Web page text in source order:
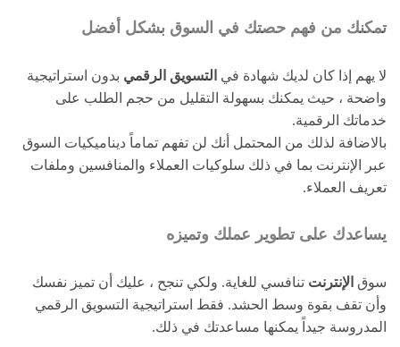
تمكنك من فهم حصتك في السوق بشكل أفضل
لا يهم إذا كان لديك شهادة في التسويق الرقمي بدون استراتيجية
واضحة ، حيث يمكنك بسهولة التقليل من حجم الطلب على
خدماتك الرقمية.
بالاضافة لذلك من المحتمل أنك لن تفهم تماماً ديناميكيات السوق
عبر الإنترنت بما في ذلك سلوكيات العملاء والمنافسين وملفات
تعريف العملاء.
يساعدك على تطوير عملك وتميزه
سوق الإنترنت تنافسي للغاية. ولكي تنجح ، عليك أن تميز نفسك
وأن تقف بقوة وسط الحشد. فقط استراتيجية التسويق الرقمي
المدروسة جيداً يمكنها مساعدتك في ذلك.